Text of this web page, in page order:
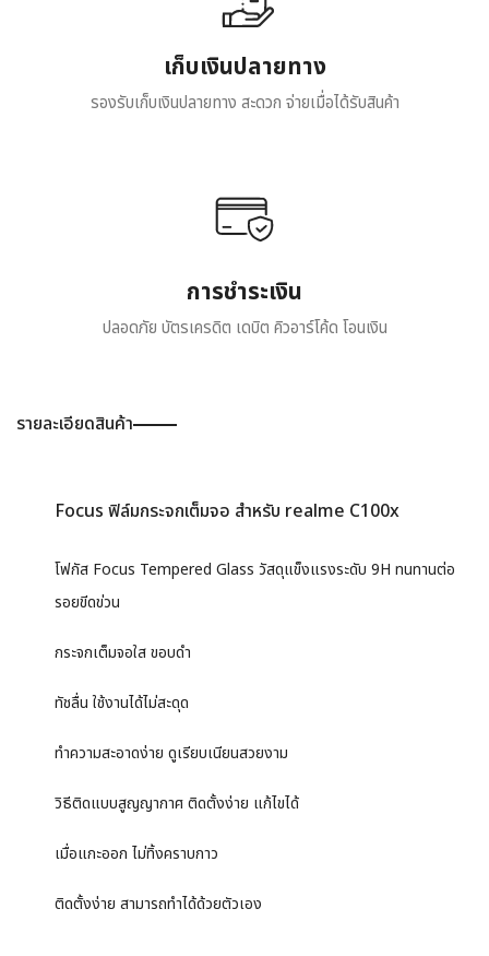
เก็บเงินปลายทาง
รองรับเก็บเงินปลายทาง สะดวก จ่ายเมื่อได้รับสินค้า
การชำระเงิน
ปลอดภัย บัตรเครดิต เดบิต คิวอาร์โค้ด โอนเงิน
รายละเอียดสินค้า
Focus ฟิล์มกระจกเต็มจอ สำหรับ realme C100x
โฟกัส Focus Tempered Glass วัสดุแข็งแรงระดับ 9H ทนทานต่อ
รอยขีดข่วน
กระจกเต็มจอใส ขอบดำ
ทัชลื่น ใช้งานได้ไม่สะดุด
ทำความสะอาดง่าย ดูเรียบเนียนสวยงาม
วิธีติดแบบสูญญากาศ ติดตั้งง่าย แก้ไขได้
เมื่อแกะออก ไม่ทิ้งคราบกาว
ติดตั้งง่าย สามารถทำได้ด้วยตัวเอง